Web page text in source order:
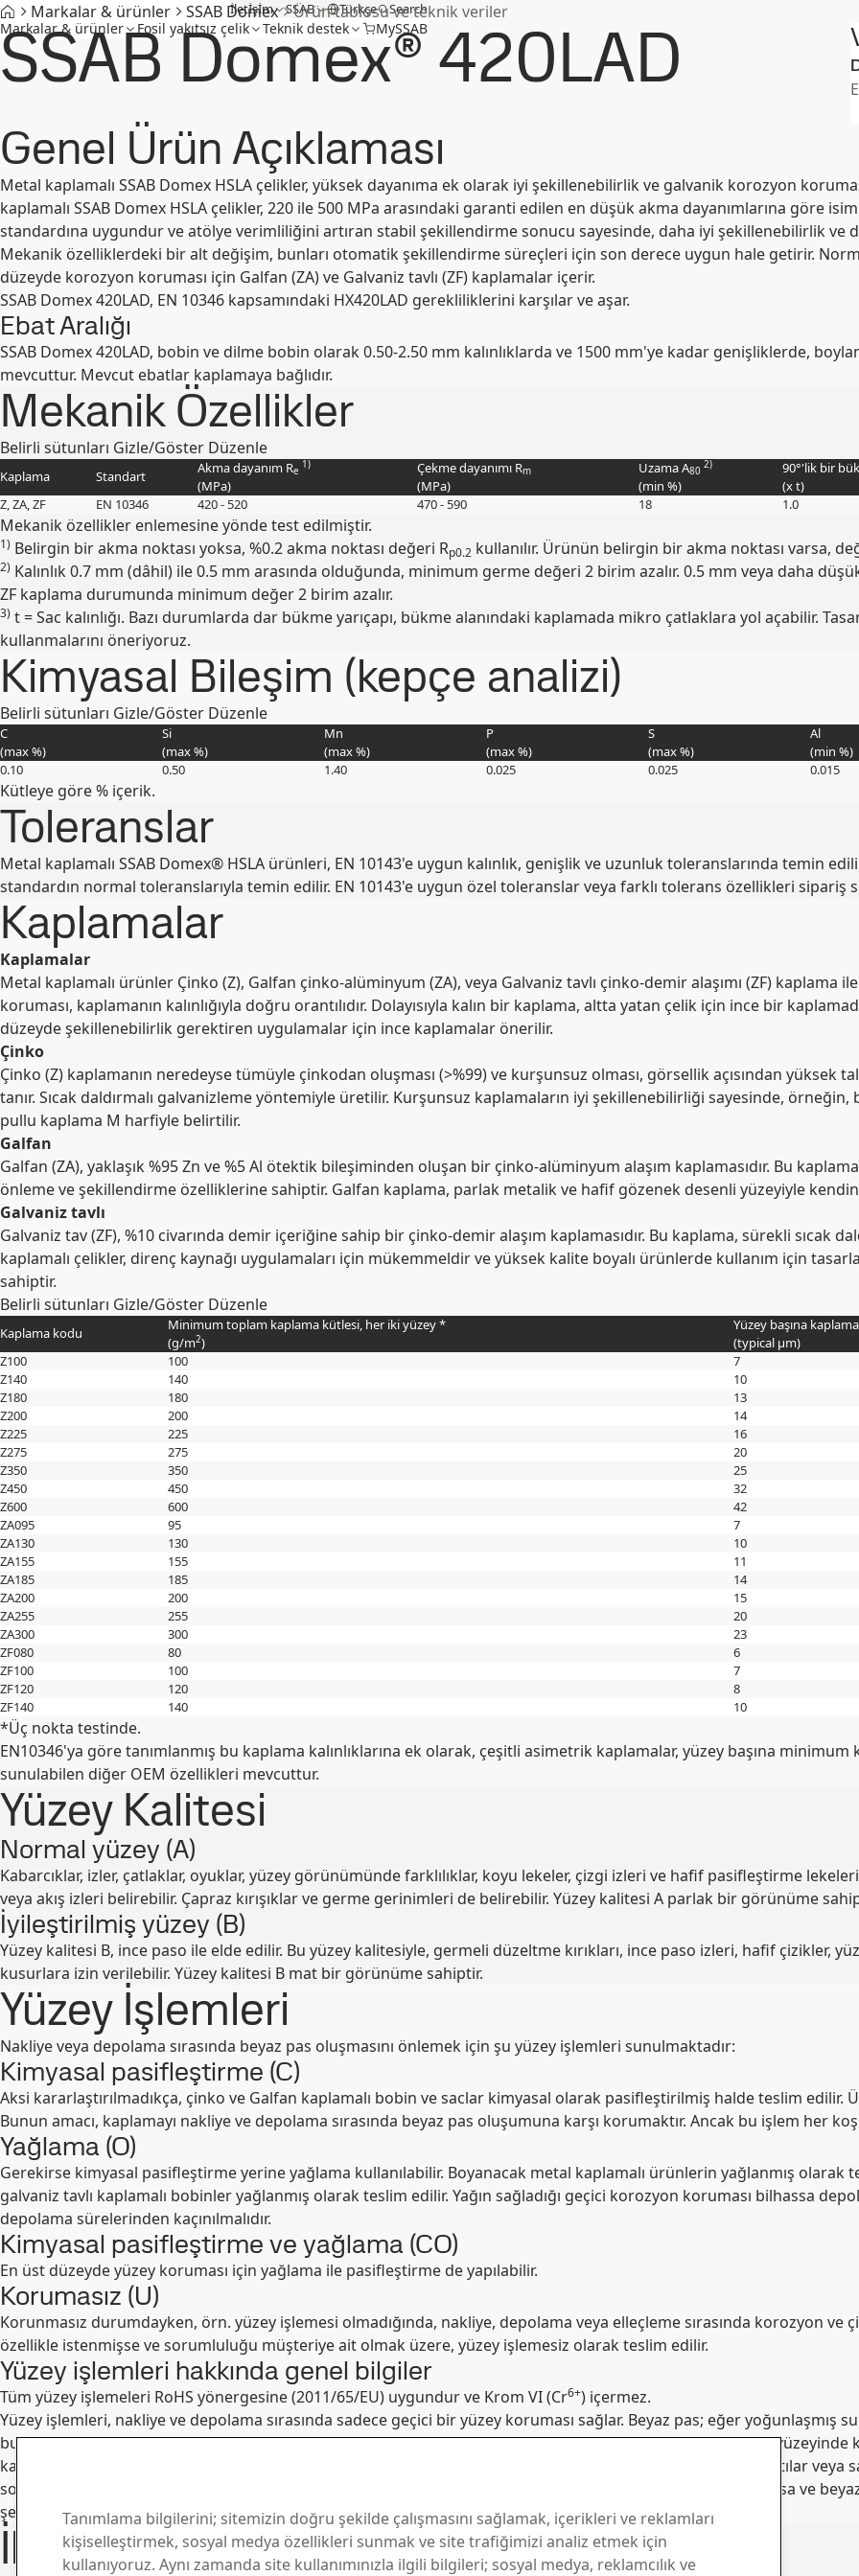
İletİşİm SSAB Türkçe Search
Markalar & ürünler Fosil yakıtsız çelik Teknik destek MySSAB
Markalar & ürünler SSAB Domex Ürün tablosu ve teknik veriler
SSAB Domex® 420LAD
Genel Ürün Açıklaması
Metal kaplamalı SSAB Domex HSLA çelikler, yüksek dayanıma ek olarak iyi şekillenebilirlik ve galvanik korozyon
kaplamalı SSAB Domex HSLA çelikler, 220 ile 500 MPa arasındaki garanti edilen en düşük akma dayanımlarına göre
standardına uygundur ve atölye verimliliğini artıran stabil şekillendirme sonucu sayesinde, daha iyi şekillenebilirlik ve
Mekanik özelliklerdeki bir alt değişim, bunları otomatik şekillendirme süreçleri için son derece uygun hale getirir.
düzeyde korozyon koruması için Galfan (ZA) ve Galvaniz tavlı (ZF) kaplamalar içerir.
SSAB Domex 420LAD, EN 10346 kapsamındaki HX420LAD gerekliliklerini karşılar ve aşar.
Ebat Aralığı
SSAB Domex 420LAD, bobin ve dilme bobin olarak 0.50-2.50 mm kalınlıklarda ve 1500 mm'ye kadar genişliklerde,
mevcuttur. Mevcut ebatlar kaplamaya bağlıdır.
Mekanik Özellikler
Belirli sütunları Gizle/Göster Düzenle
Kaplama Standart Akma dayanım Re
1)
(MPa)
Çekme dayanımı Rm
(MPa)
Uzama A80
2)
(min %)
90°'lik bir
(x t)
Z, ZA, ZF
EN 10346 420 - 520 470 - 590 18 1.0
Mekanik özellikler enlemesine yönde test edilmiştir.
1) Belirgin bir akma noktası yoksa, %0.2 akma noktası değeri Rp0.2 kullanılır. Ürünün belirgin bir akma noktası varsa,
2) Kalınlık 0.7 mm (dâhil) ile 0.5 mm arasında olduğunda, minimum germe değeri 2 birim azalır. 0.5 mm veya daha
ZF kaplama durumunda minimum değer 2 birim azalır.
3) t = Sac kalınlığı. Bazı durumlarda dar bükme yarıçapı, bükme alanındaki kaplamada mikro çatlaklara yol açabilir.
kullanmalarını öneriyoruz.
Kimyasal Bileşim (kepçe analizi)
Belirli sütunları Gizle/Göster Düzenle
C
(max%)
Si
(max%)
Mn
(max%)
P
(max%)
S
(max%)
Al
(min %)
0.10
0.50 1.40 0.025 0.025 0.015
Kütleye göre % içerik.
Toleranslar
Metal kaplamalı SSAB Domex® HSLA ürünleri, EN 10143'e uygun kalınlık, genişlik ve uzunluk toleranslarında temin
standardın normal toleranslarıyla temin edilir. EN 10143'e uygun özel toleranslar veya farklı tolerans özellikleri sipariş
Kaplamalar
Kaplamalar
Metal kaplamalı ürünler Çinko (Z), Galfan çinko-alüminyum (ZA), veya Galvaniz tavlı çinko-demir alaşımı (ZF)
koruması, kaplamanın kalınlığıyla doğru orantılıdır. Dolayısıyla kalın bir kaplama, altta yatan çelik için ince bir
düzeyde şekillenebilirlik gerektiren uygulamalar için ince kaplamalar önerilir.
Çinko
Çinko (Z) kaplamanın neredeyse tümüyle çinkodan oluşması (>%99) ve kurşunsuz olması, görsellik açısından
tanır. Sıcak daldırmalı galvanizleme yöntemiyle üretilir. Kurşunsuz kaplamaların iyi şekillenebilirliği sayesinde,
pullu kaplama M harfiyle belirtilir.
Galfan
Galfan (ZA), yaklaşık %95 Zn ve %5 Al ötektik bileşiminden oluşan bir çinko-alüminyum alaşım kaplamasıdır. Bu
önleme ve şekillendirme özelliklerine sahiptir. Galfan kaplama, parlak metalik ve hafif gözenek desenli yüzeyiyle
Galvaniz tavlı
Galvaniz tav (ZF), %10 civarında demir içeriğine sahip bir çinko-demir alaşım kaplamasıdır. Bu kaplama, sürekli sıcak
kaplamalı çelikler, direnç kaynağı uygulamaları için mükemmeldir ve yüksek kalite boyalı ürünlerde kullanım için
sahiptir.
Belirli sütunları Gizle/Göster Düzenle
Kaplama kodu
Minimum toplam kaplama kütlesi, her iki yüzey *
(g/m2)
Yüzey başına
(typical µm)
Z100
100
7
Z140
140
10
Z180
180
13
Z200
200
14
Z225
225
16
Z275
275
20
Z350
350
25
Z450
450
32
Z600
600
42
ZA095
95
7
ZA130
130
10
ZA155
155
11
ZA185
185
14
ZA200
200
15
ZA255
255
20
ZA300
300
23
ZF080
80
6
ZF100
100
7
ZF120
120
8
ZF140
140 10
*Üç nokta testinde.
EN10346'ya göre tanımlanmış bu kaplama kalınlıklarına ek olarak, çeşitli asimetrik kaplamalar, yüzey başına
sunulabilen diğer OEM özellikleri mevcuttur.
Yüzey Kalitesi
Normal yüzey (A)
Kabarcıklar, izler, çatlaklar, oyuklar, yüzey görünümünde farklılıklar, koyu lekeler, çizgi izleri ve hafif pasifleştirme
veya akış izleri belirebilir. Çapraz kırışıklar ve germe gerinimleri de belirebilir. Yüzey kalitesi A parlak bir görünüme
İyileştirilmiş yüzey (B)
Yüzey kalitesi B, ince paso ile elde edilir. Bu yüzey kalitesiyle, germeli düzeltme kırıkları, ince paso izleri, hafif çizikler,
kusurlara izin verilebilir. Yüzey kalitesi B mat bir görünüme sahiptir.
Yüzey İşlemleri
Nakliye veya depolama sırasında beyaz pas oluşmasını önlemek için şu yüzey işlemleri sunulmaktadır:
Kimyasal pasifleştirme (C)
Aksi kararlaştırılmadıkça, çinko ve Galfan kaplamalı bobin ve saclar kimyasal olarak pasifleştirilmiş halde teslim edilir.
Bunun amacı, kaplamayı nakliye ve depolama sırasında beyaz pas oluşumuna karşı korumaktır. Ancak bu işlem her
Yağlama (O)
Gerekirse kimyasal pasifleştirme yerine yağlama kullanılabilir. Boyanacak metal kaplamalı ürünlerin yağlanmış olarak
galvaniz tavlı kaplamalı bobinler yağlanmış olarak teslim edilir. Yağın sağladığı geçici korozyon koruması bilhassa
depolama sürelerinden kaçınılmalıdır.
Kimyasal pasifleştirme ve yağlama (CO)
En üst düzeyde yüzey koruması için yağlama ile pasifleştirme de yapılabilir.
Korumasız (U)
Korunmasız durumdayken, örn. yüzey işlemesi olmadığında, nakliye, depolama veya elleçleme sırasında korozyon
özellikle istenmişse ve sorumluluğu müşteriye ait olmak üzere, yüzey işlemesiz olarak teslim edilir.
Yüzey işlemleri hakkında genel bilgiler
Tüm yüzey işlemeleri RoHS yönergesine (2011/65/EU) uygundur ve Krom VI (Cr6+) içermez.
Yüzey işlemleri, nakliye ve depolama sırasında sadece geçici bir yüzey koruması sağlar. Beyaz pas; eğer yoğunlaşmış
buharlaşamazsa, sıkı paketlenmiş sacların arasındaki boşluklarda veya parlak ve yeni kaplanmış bobinlerin
kaçınmak için, kaplamalı ürünlerin nakliye ve depolama sırasında kuru tutulmasına dikkat edilmelidir. Katlantılar veya
soğuk ürünlerin sıcak bir binanın içine getirilmesi gibi nedenlerle yoğuşma meydana gelebilir. Eğer ıslanırlarsa ve
şekilde yerleştirilmelidirler. Böylece daha fazla beyaz pas oluşması önlenmiş olur.
İletişim ve Bilgi
Tanımlama bilgilerini; sitemizin doğru şekilde çalışmasını sağlamak, içerikleri ve reklamları
kişiselleştirmek, sosyal medya özellikleri sunmak ve site trafiğimizi analiz etmek için
kullanıyoruz. Aynı zamanda site kullanımınızla ilgili bilgileri; sosyal medya, reklamcılık ve